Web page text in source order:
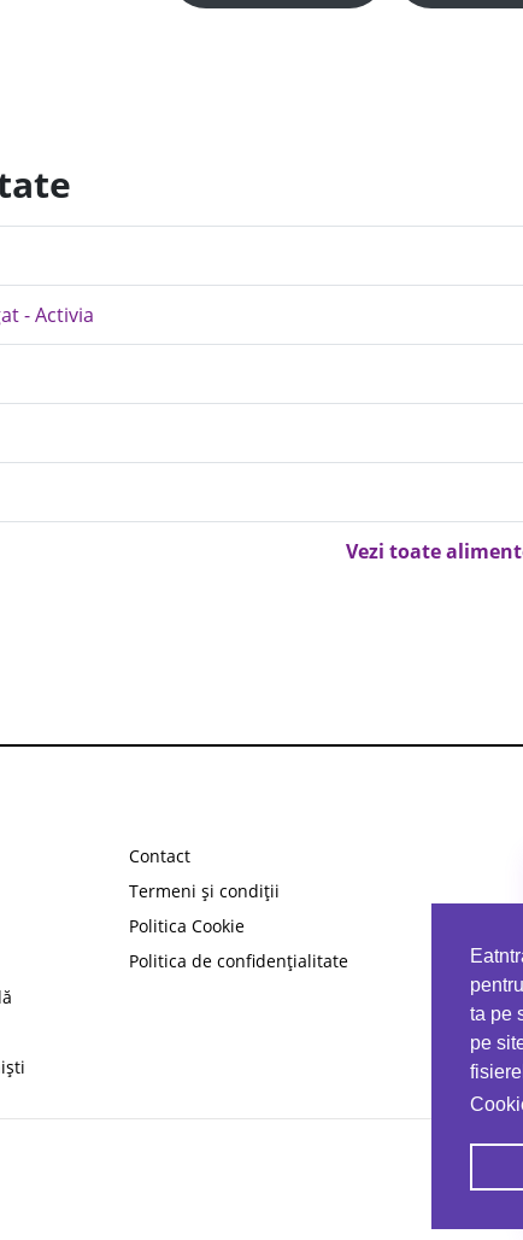
ta pe
pe
- Activia
Vezi toate
Contact
Termeni și condiții
Politica Cookie
Politica de confidențialitate
PROTO41
reducere la orice comandă
EATNTRACK